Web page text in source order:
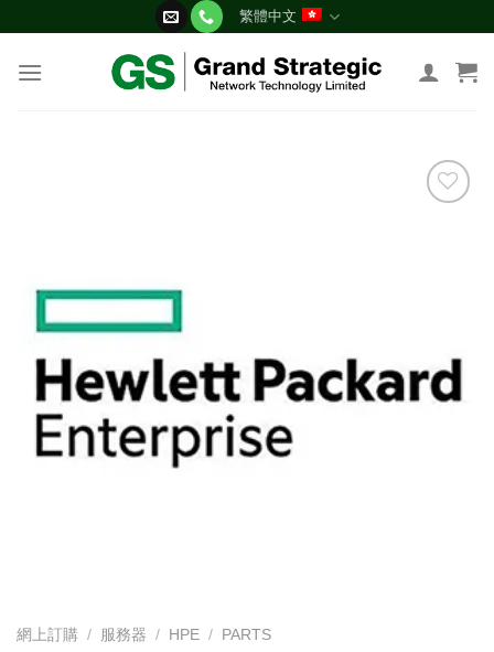
content
繁體中文
網上訂購 / 服務器 / HPE / PARTS